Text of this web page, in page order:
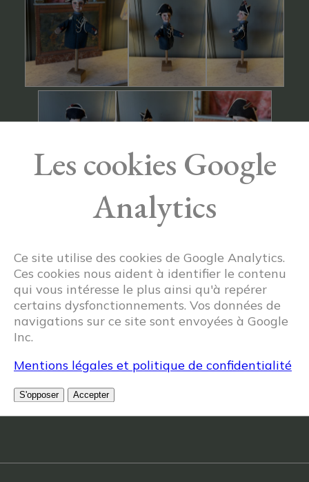
Les cookies Google
Analytics
Ce site utilise des cookies de Google Analytics.
Ces cookies nous aident à identifier le contenu
qui vous intéresse le plus ainsi qu'à repérer
certains dysfonctionnements. Vos données de
navigations sur ce site sont envoyées à Google
Inc.
Mentions légales et politique de confidentialité
S'opposer Accepter